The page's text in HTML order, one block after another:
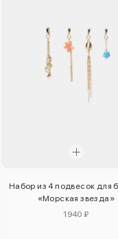
Набор из 4 подвесок для
«Морская звезда»
1940 ₽